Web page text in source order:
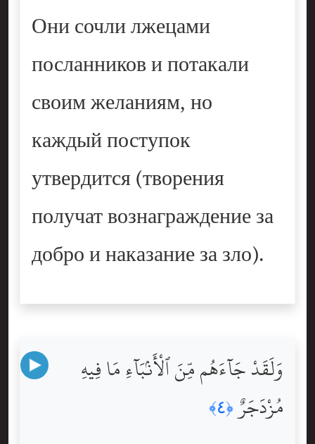
Они сочли лжецами
посланников и потакали
своим желаниям, но
каждый поступок
утвердится (творения
получат вознаграждение за
добро и наказание за зло).
وَلَقَدْ جَآءَهُم مِّنَ ٱلْأَنۢبَآءِ مَا فِيهِ
مُزْدَجَرٌ﴿٤﴾